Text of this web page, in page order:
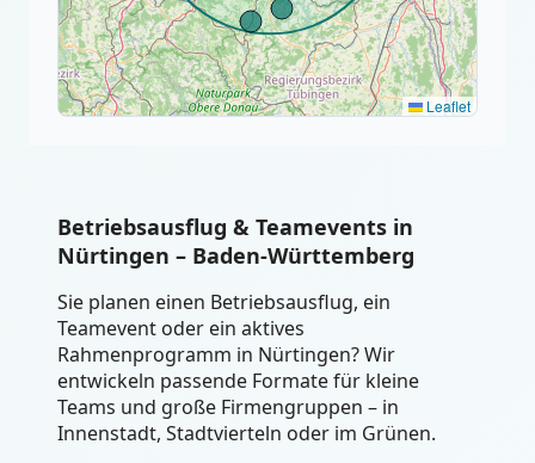
Leaflet
Betriebsausflug & Teamevents in
Nürtingen – Baden-Württemberg
Sie planen einen Betriebsausflug, ein
Teamevent oder ein aktives
Rahmenprogramm in Nürtingen? Wir
entwickeln passende Formate für kleine
Teams und große Firmengruppen – in
Innenstadt, Stadtvierteln oder im Grünen.